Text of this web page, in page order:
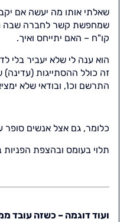
שאלתי אותו מה יעשה אם
שמחפשת קשר לחברה שבה
קו"ח – האם יתייחס ואיך.
הוא ענה לי שלא יעביר בלי
זה כולל ההסתייגות
התרשם וכו', ובודאי שלא
כלומר, גם אצל אנשים סופר
תלוי בעומס ובהצפת
ועוד דוגמה – כשזה עובד